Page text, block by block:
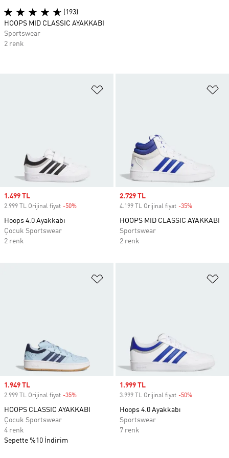
Sale price
1.499 TL
2.999 TL Orijinal fiyat -50%
Hoops 4.0 Ayakkabı
Çocuk Sportswear
2 renk
Sale price
2.729 TL
4.199 TL Orijinal fiyat -35%
HOOPS MID CLASSIC AYAKKABI
Sportswear
2 renk
Sale price
1.949 TL
2.999 TL Orijinal fiyat -35%
HOOPS CLASSIC AYAKKABI
Çocuk Sportswear
4 renk
Sepette %10 İndirim
Sale price
1.999 TL
3.999 TL Orijinal fiyat -50%
Hoops 4.0 Ayakkabı
Sportswear
7 renk
(193)
HOOPS MID CLASSIC AYAKKABI
Sportswear
2 renk